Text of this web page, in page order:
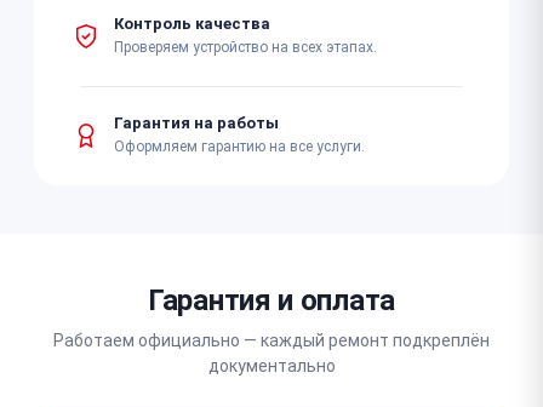
Контроль качества
Проверяем устройство на всех этапах.
Гарантия на работы
Оформляем гарантию на все услуги.
Гарантия и оплата
Работаем официально — каждый ремонт подкреплён
документально